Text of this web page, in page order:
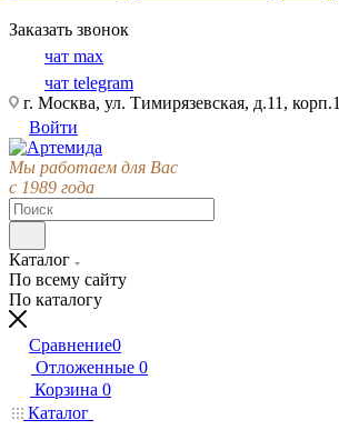
Заказать звонок
чат max
чат telegram
г. Москва, ул. Тимирязевская, д.11, корп.1
Войти
Мы работаем для Вас
с 1989 года
Каталог
По всему сайту
По каталогу
Сравнение0
Отложенные 0
Корзина 0
Каталог